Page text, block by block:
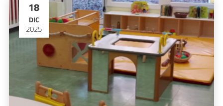
18
DIC
2025